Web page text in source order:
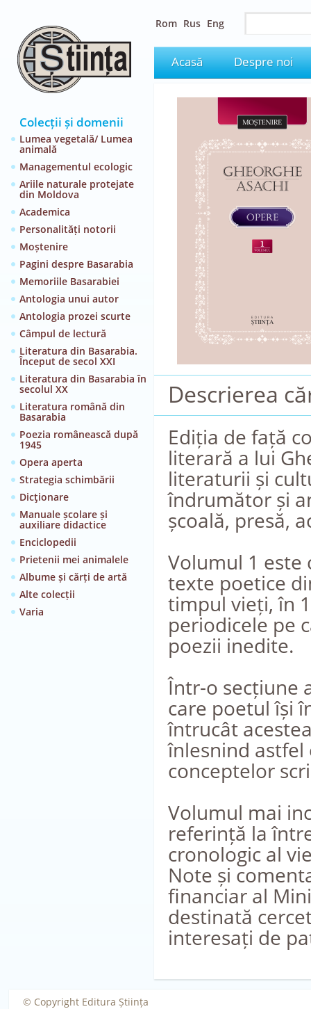
Colecții și domenii
Lumea vegetală/ Lumea
animală
Managementul ecologic
Ariile naturale protejate
din Moldova
Academica
Personalități notorii
Moștenire
Pagini despre Basarabia
Memoriile Basarabiei
Antologia unui autor
Antologia prozei scurte
Câmpul de lectură
Literatura din Basarabia.
Început de secol XXI
Literatura din Basarabia în
secolul XX
Literatura română din
Basarabia
Poezia românească după
1945
Opera aperta
Strategia schimbării
Dicţionare
Manuale școlare și
auxiliare didactice
Enciclopedii
Prietenii mei animalele
Albume și cărți de artă
Alte colecții
Varia
Rom Rus Eng
Acasă Despre noi
Descrierea
Ediția de față
literară a lui
literaturii și
îndrumător și
școală, presă,
Volumul 1 este
texte poetice
timpul vieți, în
periodicele pe
poezii inedite.
Într-o secțiune
care poetul își
întrucât
înlesnind astfel
conceptelor
Volumul mai
referință la
cronologic al
Note și
financiar al
destinată
interesați de
© Copyright Editura Știința